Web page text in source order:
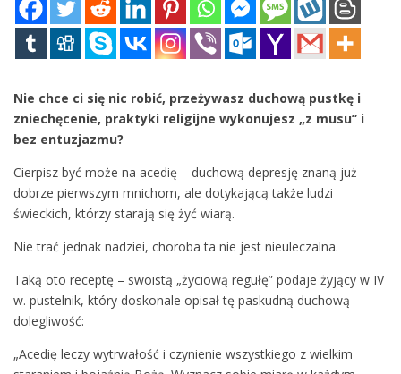
Nie chce ci się nic robić, przeżywasz duchową pustkę i
zniechęcenie, praktyki religijne wykonujesz „z musu” i
bez entuzjazmu?
Cierpisz być może na acedię – duchową depresję znaną już
dobrze pierwszym mnichom, ale dotykającą także ludzi
świeckich, którzy starają się żyć wiarą.
Nie trać jednak nadziei, choroba ta nie jest nieuleczalna.
Taką oto receptę – swoistą „życiową regułę” podaje żyjący w IV
w. pustelnik, który doskonale opisał tę paskudną duchową
dolegliwość:
„Acedię leczy wytrwałość i czynienie wszystkiego z wielkim